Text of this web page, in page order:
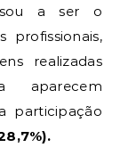
a ser o
profissionais,
realizadas
aparecem
participação